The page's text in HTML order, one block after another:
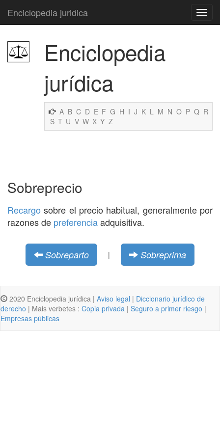
Enciclopedia juridica
Enciclopedia
jurídica
A B C D E F G H I J K L M N O P Q R
S T U V W X Y Z
Sobreprecio
Recargo sobre el precio habitual, generalmente por
razones de preferenciaadquisitiva.
Sobreparto | Sobreprima
2020 Enciclopedia jurídica | Aviso legal | Diccionario jurídico de
derecho | Mais verbetes : Copia privada | Seguro a primer riesgo |
Empresas públicas